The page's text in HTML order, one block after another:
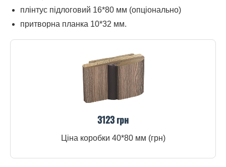
плінтус підлоговий 16*80 мм (опціонально)
притворна планка 10*32 мм.
3123 грн
Ціна коробки 40*80 мм (грн)